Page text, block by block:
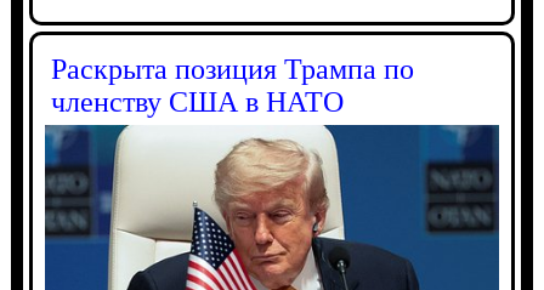
Раскрыта позиция Трампа по
членству США в НАТО